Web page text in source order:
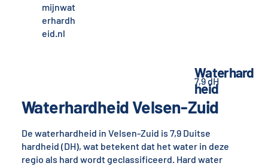
mijnwat
erhardh
eid.nl
Waterhardheid Velsen-Zuid
De waterhardheid in Velsen-Zuid is 7,9 Duitse
hardheid (DH), wat betekent dat het water in deze
regio als hard wordt geclassificeerd. Hard water
Waterhard
heid
7,9 dH